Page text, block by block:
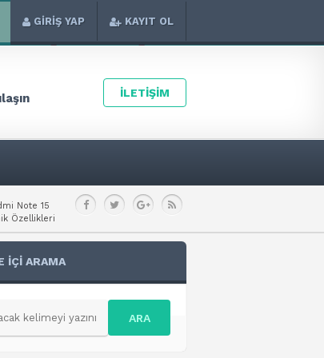
GİRİŞ YAP KAYIT OL
İLETİŞİM
Note 15
Özellikleri
İÇİ ARAMA
ARA